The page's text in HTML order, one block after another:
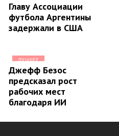
Главу Ассоциации
футбола Аргентины
задержали в США
ЛУЧШЕЕ
Джефф Безос
предсказал рост
рабочих мест
благодаря ИИ